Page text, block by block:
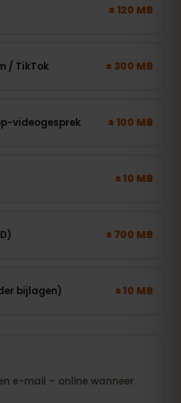
± 120 MB
/ TikTok ± 300 MB
videogesprek ± 100 MB
± 10 MB
± 700 MB
bijlagen) ± 10 MB
e-mail – online wanneer